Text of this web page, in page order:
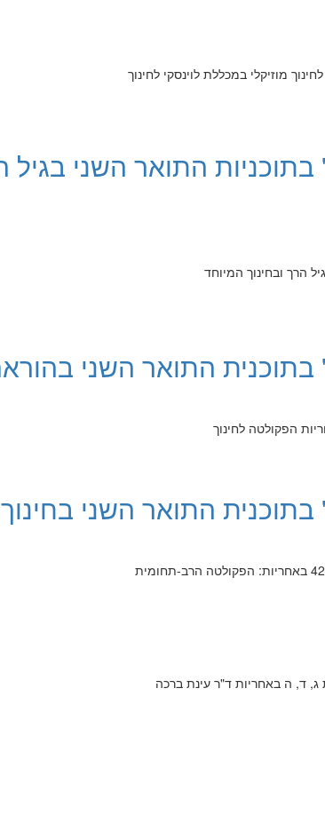
מוזיקלי במכללת לוינסקי לחינוך
בתוכניות התואר השני בגיל
הרך ובחינוך המיוחד
בתוכנית התואר השני
בתוכנית התואר השני בחינוך
ג, ד, ה באחריות ד"ר עינת ברכה